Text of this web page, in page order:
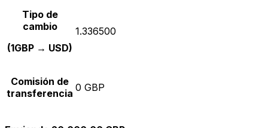
Tipo de
cambio
(1GBP → USD)
1.336500
Comisión de
transferencia 0 GBP